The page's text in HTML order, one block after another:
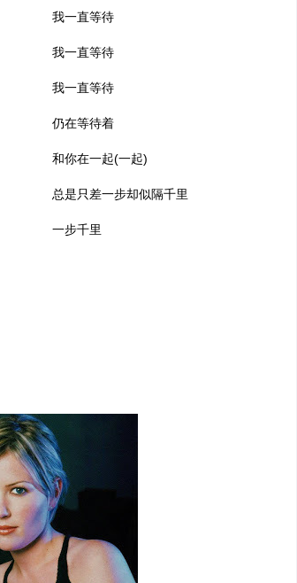
我一直等待
我一直等待
我一直等待
仍在等待着
和你在一起(一起)
总是只差一步却似隔千里
一步千里